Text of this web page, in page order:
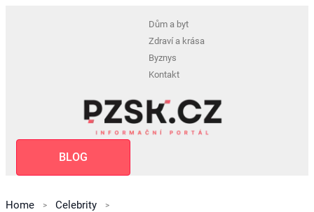
Dům a byt
Zdraví a krása
Byznys
Kontakt
BLOG
Home
Celebrity